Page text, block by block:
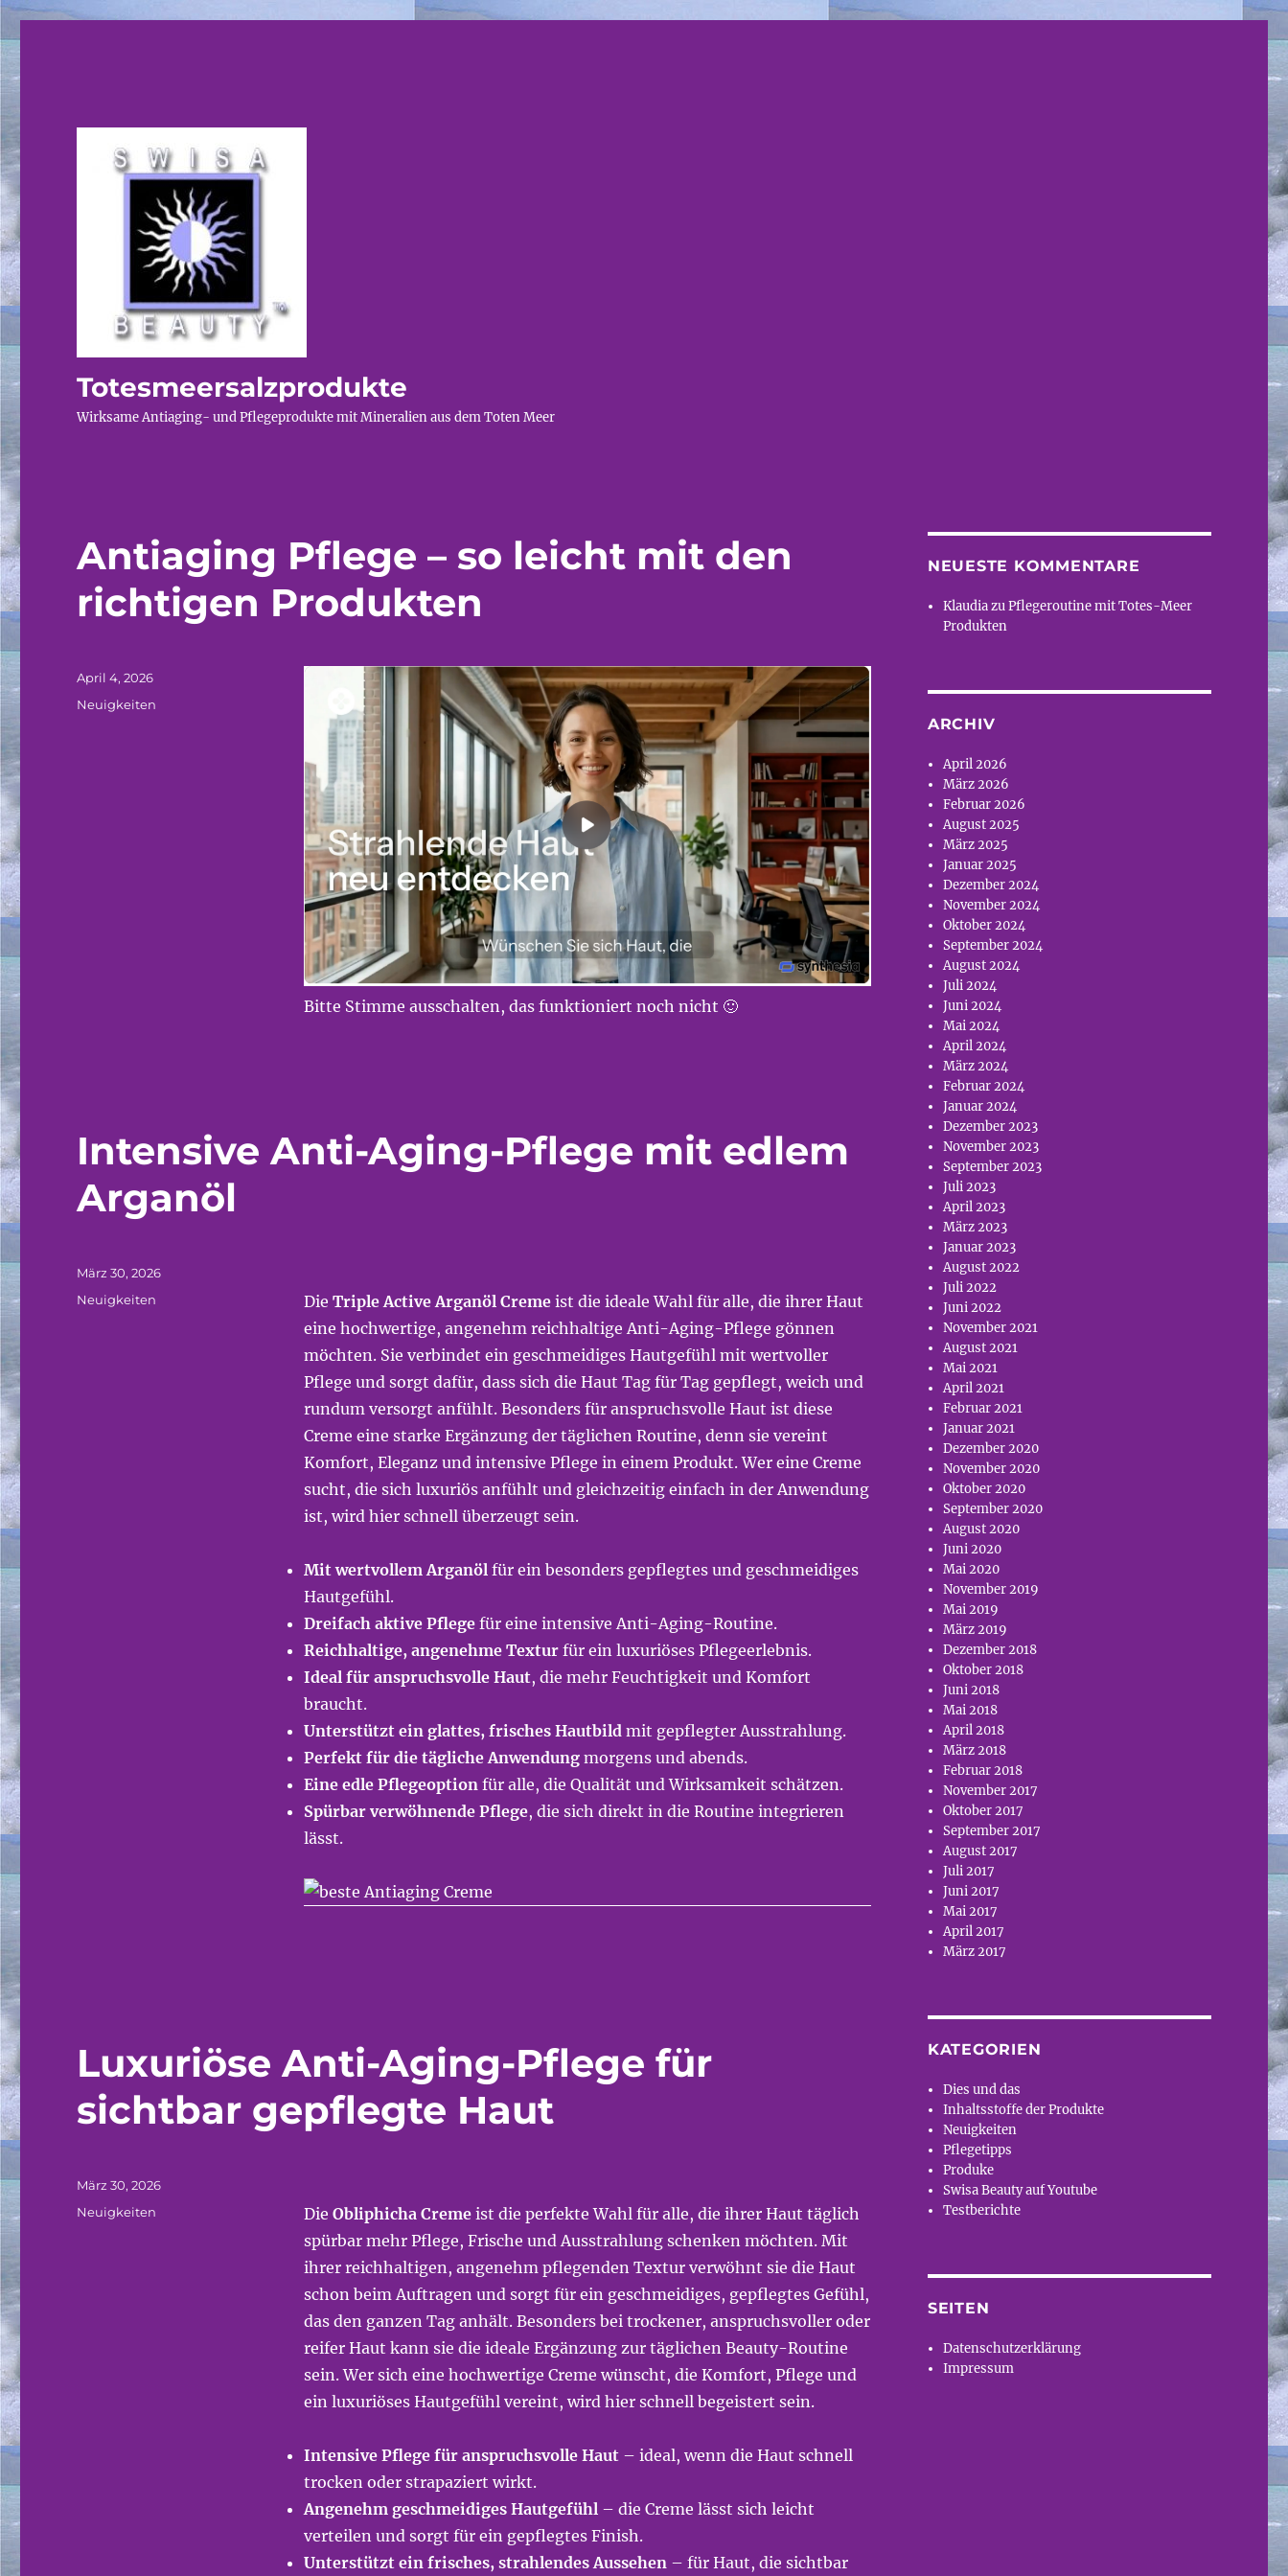
Totesmeersalzprodukte
Wirksame Antiaging- und Pflegeprodukte mit Mineralien aus dem Toten Meer
Antiaging Pflege – so leicht mit den
richtigen Produkten
Bitte Stimme ausschalten, das funktioniert noch nicht 🙂
Veröffentlicht
April 4, 2026
Kategorien
Neuigkeiten
Intensive Anti-Aging-Pflege mit edlem
Arganöl
Die Triple Active Arganöl Cremeist die ideale Wahl für alle, die ihrer Haut
eine hochwertige, angenehm reichhaltige Anti-Aging-Pflege gönnen
möchten. Sie verbindet ein geschmeidiges Hautgefühl mit wertvoller
Pflege und sorgt dafür, dass sich die Haut Tag für Tag gepflegt, weich und
rundum versorgt anfühlt. Besonders für anspruchsvolle Haut ist diese
Creme eine starke Ergänzung der täglichen Routine, denn sie vereint
Komfort, Eleganz und intensive Pflege in einem Produkt. Wer eine Creme
sucht, die sich luxuriös anfühlt und gleichzeitig einfach in der Anwendung
ist, wird hier schnell überzeugt sein.
Mit wertvollem Arganölfür ein besonders gepflegtes und geschmeidiges
Hautgefühl.
Dreifach aktive Pflegefür eine intensive Anti-Aging-Routine.
Reichhaltige, angenehme Texturfür ein luxuriöses Pflegeerlebnis.
Ideal für anspruchsvolle Haut, die mehr Feuchtigkeit und Komfort
braucht.
Unterstützt ein glattes, frisches Hautbildmit gepflegter Ausstrahlung.
Perfekt für die tägliche Anwendungmorgens und abends.
Eine edle Pflegeoptionfür alle, die Qualität und Wirksamkeit schätzen.
Spürbar verwöhnende Pflege, die sich direkt in die Routine integrieren
lässt.
Veröffentlicht
am
März 30, 2026
Kategorien
Neuigkeiten
Luxuriöse Anti-Aging-Pflege für
sichtbar gepflegte Haut
Die Obliphicha Cremeist die perfekte Wahl für alle, die ihrer Haut täglich
spürbar mehr Pflege, Frische und Ausstrahlung schenken möchten. Mit
ihrer reichhaltigen, angenehm pflegenden Textur verwöhnt sie die Haut
schon beim Auftragen und sorgt für ein geschmeidiges, gepflegtes Gefühl,
das den ganzen Tag anhält. Besonders bei trockener, anspruchsvoller oder
reifer Haut kann sie die ideale Ergänzung zur täglichen Beauty-Routine
sein. Wer sich eine hochwertige Creme wünscht, die Komfort, Pflege und
ein luxuriöses Hautgefühl vereint, wird hier schnell begeistert sein.
Intensive Pflege für anspruchsvolle Haut– ideal, wenn die Haut schnell
trocken oder strapaziert wirkt.
Angenehm geschmeidiges Hautgefühl– die Creme lässt sich leicht
verteilen und sorgt für ein gepflegtes Finish.
Unterstützt ein frisches, strahlendes Aussehen– für Haut, die sichtbar
Veröffentlicht
am
März 30, 2026
Kategorien
Neuigkeiten
NEUESTE KOMMENTARE
KlaudiazuPflegeroutine mit Totes-Meer
Produkten
ARCHIV
April 2026
März 2026
Februar 2026
August 2025
März 2025
Januar 2025
Dezember 2024
November 2024
Oktober 2024
September 2024
August 2024
Juli 2024
Juni 2024
Mai 2024
April 2024
März 2024
Februar 2024
Januar 2024
Dezember 2023
November 2023
September 2023
Juli 2023
April 2023
März 2023
Januar 2023
August 2022
Juli 2022
Juni 2022
November 2021
August 2021
Mai 2021
April 2021
Februar 2021
Januar 2021
Dezember 2020
November 2020
Oktober 2020
September 2020
August 2020
Juni 2020
Mai 2020
November 2019
Mai 2019
März 2019
Dezember 2018
Oktober 2018
Juni 2018
Mai 2018
April 2018
März 2018
Februar 2018
November 2017
Oktober 2017
September 2017
August 2017
Juli 2017
Juni 2017
Mai 2017
April 2017
März 2017
KATEGORIEN
Dies und das
Inhaltsstoffe der Produkte
Neuigkeiten
Pflegetipps
Produke
Swisa Beauty auf Youtube
Testberichte
SEITEN
Datenschutzerklärung
Impressum